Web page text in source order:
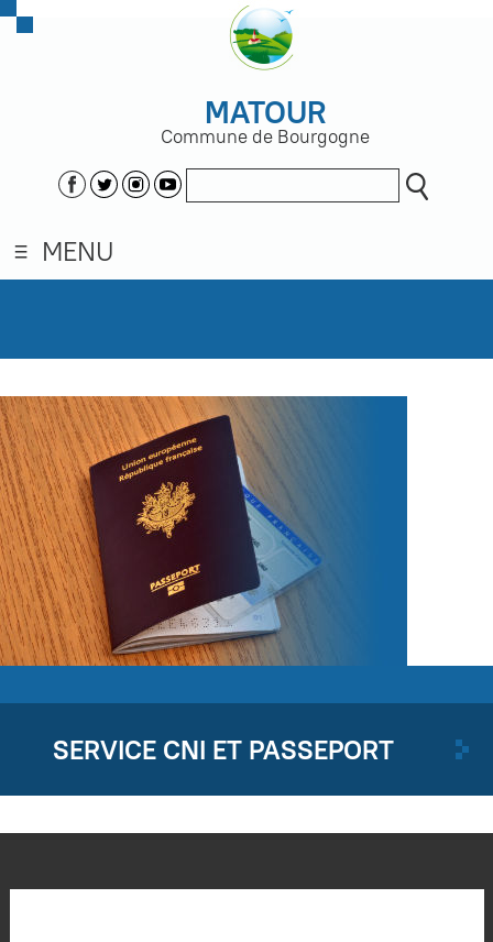
MATOUR
Commune de Bourgogne
MENU
SERVICE CNI ET PASSEPORT